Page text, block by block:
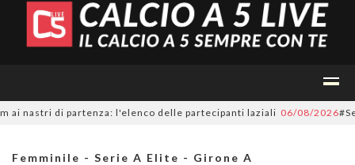
di partenza: l'elenco delle partecipanti laziali 06/08/2026
Femminile - Serie A Elite - Girone A